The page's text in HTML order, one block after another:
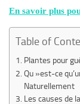
En savoir plus
Table of
Plantes pour
Qu »est-ce
Naturellement
Les causes de